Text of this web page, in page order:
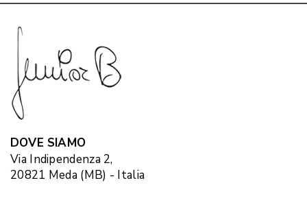
DOVE SIAMO
Via Indipendenza 2,
20821 Meda (MB) - Italia